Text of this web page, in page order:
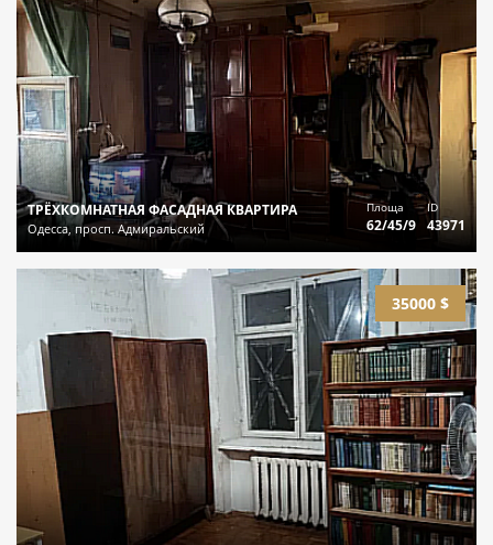
ТРЁХКОМНАТНАЯ ФАСАДНАЯ КВАРТИРА
Одесса, просп. Адмиральский
Площа
62/45/9
ID
43971
35000 $